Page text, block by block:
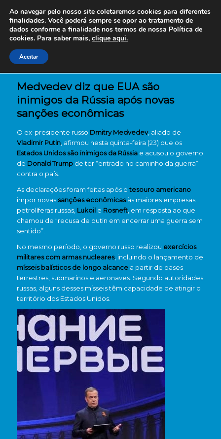
Medvedev diz que EUA são
inimigos da Rússia após novas
sanções econômicas
O ex-presidente russo Dmitry Medvedev, aliado de
Vladimir Putin, afirmou nesta quinta-feira (23) que os
Estados Unidos são inimigos da Rússiae acusou o governo
de Donald Trumpde ter “entrado no caminho da guerra”
contra o país.
As declarações foram feitas após otesouro americano
impor novas sanções econômicasàs maiores empresas
petrolíferas russas, Lukoile Rosneft, em resposta ao que
chamou de “recusa de putin em encerrar uma guerra sem
sentido”.
No mesmo período, o governo russo realizou exercícios
militares com armas nucleares, incluindo o lançamento de
mísseis balísticos de longo alcancea partir de bases
terrestres, submarinos e aeronaves. Segundo autoridades
russas, alguns desses mísseis têm capacidade de atingir o
território dos Estados Unidos.
Ao navegar pelo nosso site coletaremos cookies para diferentes
finalidades. Você poderá sempre se opor ao tratamento de
dados conforme a finalidade nos termos de nossa Política de
cookies. Para saber mais, clique aqui.
Aceitar